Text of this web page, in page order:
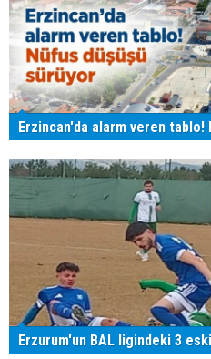
Erzincan'da alarm veren tablo!
Erzurum'un BAL ligindeki 3